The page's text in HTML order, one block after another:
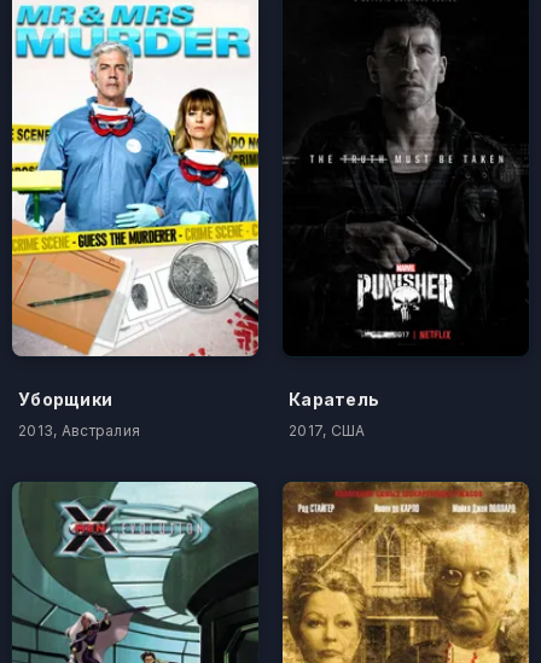
Уборщики
2013, Австралия
Каратель
2017, США